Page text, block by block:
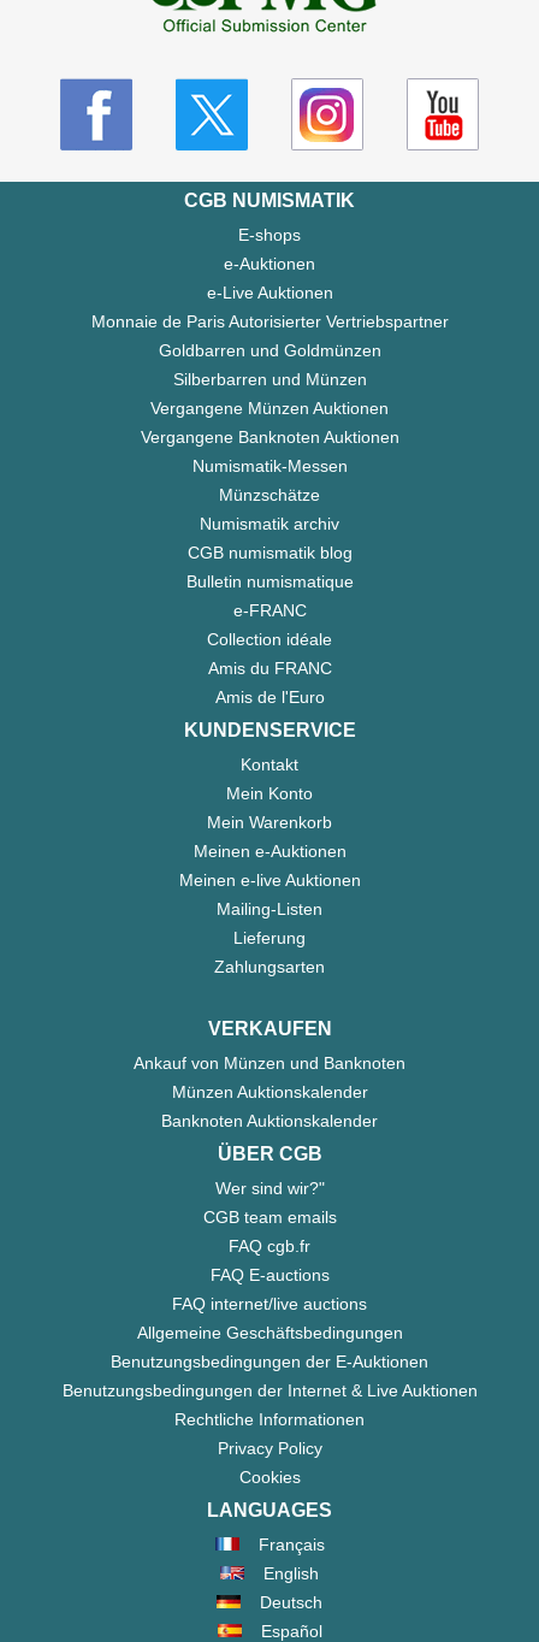
CGB NUMISMATIK
E-shops
e-Auktionen
e-Live Auktionen
Monnaie de Paris Autorisierter Vertriebspartner
Goldbarren und Goldmünzen
Silberbarren und Münzen
Vergangene Münzen Auktionen
Vergangene Banknoten Auktionen
Numismatik-Messen
Münzschätze
Numismatik archiv
CGB numismatik blog
Bulletin numismatique
e-FRANC
Collection idéale
Amis du FRANC
Amis de l'Euro
KUNDENSERVICE
Kontakt
Mein Konto
Mein Warenkorb
Meinen e-Auktionen
Meinen e-live Auktionen
Mailing-Listen
Lieferung
Zahlungsarten
VERKAUFEN
Ankauf von Münzen und Banknoten
Münzen Auktionskalender
Banknoten Auktionskalender
ÜBER CGB
Wer sind wir?"
CGB team emails
FAQ cgb.fr
FAQ E-auctions
FAQ internet/live auctions
Allgemeine Geschäftsbedingungen
Benutzungsbedingungen der E-Auktionen
Benutzungsbedingungen der Internet & Live Auktionen
Rechtliche Informationen
Privacy Policy
Cookies
LANGUAGES
Français
English
Deutsch
Español